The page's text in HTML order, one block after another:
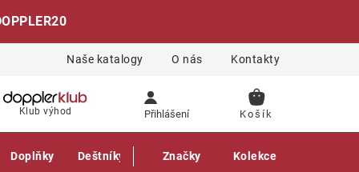
Naše katalogy O nás Kontakty
Klub výhod Přihlášení
NÁKUPNÍ
Doplňky Deštníky Gastro produkty
Značky Kolekce